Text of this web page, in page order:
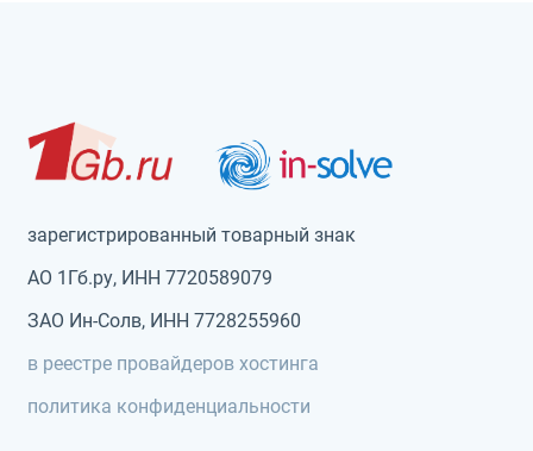
зарегистрированный товарный знак
АО 1Гб.ру, ИНН 7720589079
ЗАО Ин-Солв, ИНН 7728255960
в реестре провайдеров хостинга
политика конфиденциальности